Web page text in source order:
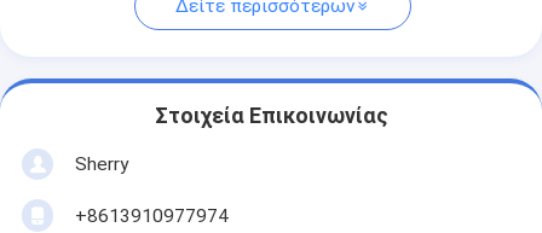
Δείτε περισσότερων
Στοιχεία Επικοινωνίας
Sherry
+8613910977974